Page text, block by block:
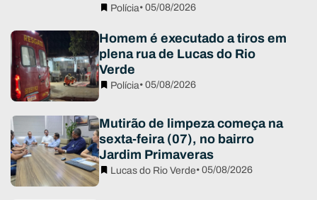
Polícia• 05/08/2026
Homem é executado a tiros em
plena rua de Lucas do Rio
Verde
Polícia• 05/08/2026
Mutirão de limpeza começa na
sexta-feira (07), no bairro
Jardim Primaveras
Lucas do Rio Verde• 05/08/2026